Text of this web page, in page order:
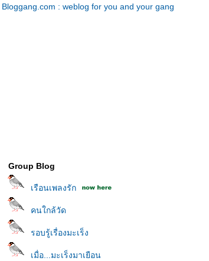
Bloggang.com : weblog for you and your gang
Group Blog
เรือนเพลงรัก
คนใกล้วัด
รอบรู้เรื่องมะเร็ง
เมื่อ...มะเร็งมาเยือน